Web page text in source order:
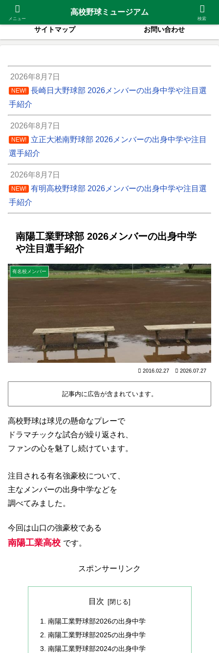
2026夏甲子園出場校 紹介高校一覧
サイトマップ お問い合わせ
2026年8月7日
NEW!
長崎日大野球部 2026メンバーの出身中学や注目選
手紹介
2026年8月7日
NEW!
立正大淞南野球部 2026メンバーの出身中学や注目
選手紹介
2026年8月7日
NEW!
有明高校野球部 2026メンバーの出身中学や注目選
手紹介
南陽工業野球部 2026メンバーの出身中学
や注目選手紹介
有名校メンバー
2016.02.27 2026.07.27
記事内に広告が含まれています。
高校野球は球児の懸命なプレーで
ドラマチックな試合が繰り返され、
ファンの心を魅了し続けています。
注目される有名強豪校について、
主なメンバーの出身中学などを
調べてみました。
今回は山口の強豪校である
南陽工業高校 です。
スポンサーリンク
目次
南陽工業野球部2026の出身中学
南陽工業野球部2025の出身中学
南陽工業野球部2024の出身中学
メニュー
高校野球ミュージアム
検索